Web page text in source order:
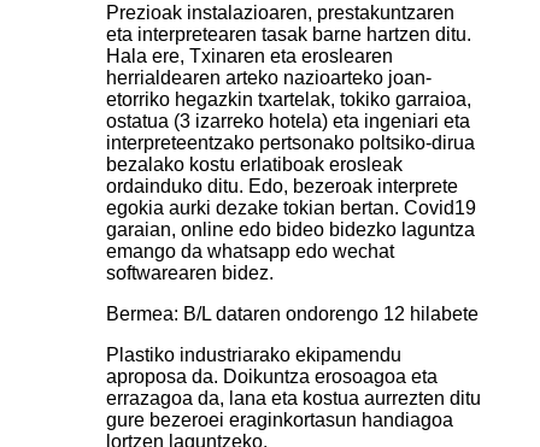
Prezioak instalazioaren, prestakuntzaren
eta interpretearen tasak barne hartzen ditu.
Hala ere, Txinaren eta eroslearen
herrialdearen arteko nazioarteko joan-
etorriko hegazkin txartelak, tokiko garraioa,
ostatua (3 izarreko hotela) eta ingeniari eta
interpreteentzako pertsonako poltsiko-dirua
bezalako kostu erlatiboak erosleak
ordainduko ditu. Edo, bezeroak interprete
egokia aurki dezake tokian bertan. Covid19
garaian, online edo bideo bidezko laguntza
emango da whatsapp edo wechat
softwarearen bidez.
Bermea: B/L dataren ondorengo 12 hilabete
Plastiko industriarako ekipamendu
aproposa da. Doikuntza erosoagoa eta
errazagoa da, lana eta kostua aurrezten ditu
gure bezeroei eraginkortasun handiagoa
lortzen laguntzeko.